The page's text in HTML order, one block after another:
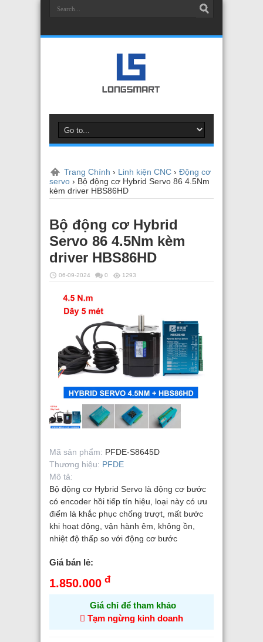
Trang Chính › Linh kiện CNC › Động cơ
servo › Bộ động cơ Hybrid Servo 86 4.5Nm
kèm driver HBS86HD
Bộ động cơ Hybrid
Servo 86 4.5Nm kèm
driver HBS86HD
06-09-2024 0 1293
Mã sản phẩm: PFDE-S8645D
Thương hiệu: PFDE
Mô tả:
Bộ động cơ Hybrid Servo là động cơ bước
có encoder hồi tiếp tín hiệu, loại này có ưu
điểm là khắc phục chống trượt, mất bước
khi hoạt động, vận hành êm, không ồn,
nhiệt độ thấp so với động cơ bước
Giá bán lẻ:
1.850.000 đ
Giá chỉ để tham khảo
Tạm ngừng kinh doanh